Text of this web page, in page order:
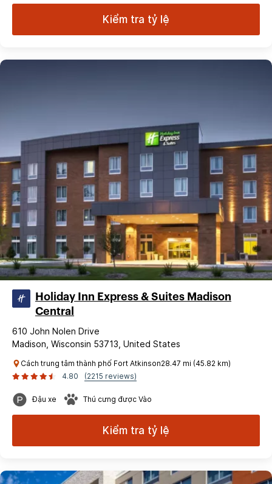
Kiểm tra tỷ lệ
Holiday Inn Express & Suites Madison
Central
610 John Nolen Drive
Madison, Wisconsin 53713, United States
Cách trung tâm thành phố Fort Atkinson28.47 mi (45.82 km)
4.80
(2215 reviews)
Đậu xe Thú cưng được Vào
Kiểm tra tỷ lệ